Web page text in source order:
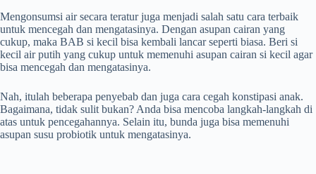
Mengonsumsi air secara teratur juga menjadi salah satu cara terbaik
untuk mencegah dan mengatasinya. Dengan asupan cairan yang
cukup, maka BAB si kecil bisa kembali lancar seperti biasa. Beri si
kecil air putih yang cukup untuk memenuhi asupan cairan si kecil agar
bisa mencegah dan mengatasinya.
Nah, itulah beberapa penyebab dan juga cara cegah konstipasi anak.
Bagaimana, tidak sulit bukan? Anda bisa mencoba langkah-langkah di
atas untuk pencegahannya. Selain itu, bunda juga bisa memenuhi
asupan susu probiotik untuk mengatasinya.